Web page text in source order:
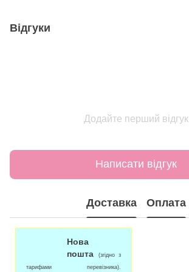
Відгуки
Додайте перший відгук
Написати відгук
Доставка Оплата
Нова
пошта
(згідно з
тарифами перевізника).